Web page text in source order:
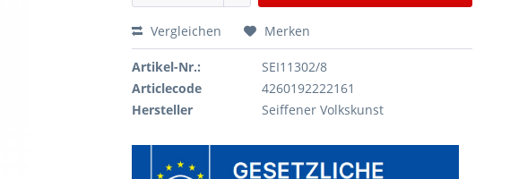
Vergleichen Merken
Artikel-Nr.:
SEI11302/8
Articlecode
4260192222161
Hersteller
Seiffener Volkskunst